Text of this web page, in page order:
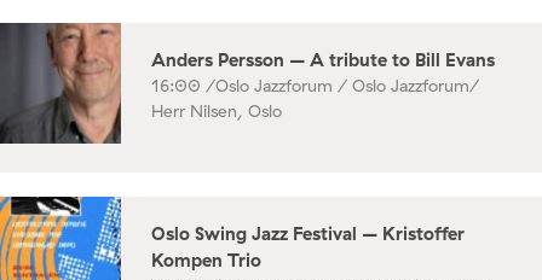
Anders Persson – A tribute to Bill Evans
16:00 /Oslo Jazzforum / Oslo Jazzforum/
Herr Nilsen, Oslo
Oslo Swing Jazz Festival – Kristoffer
Kompen Trio